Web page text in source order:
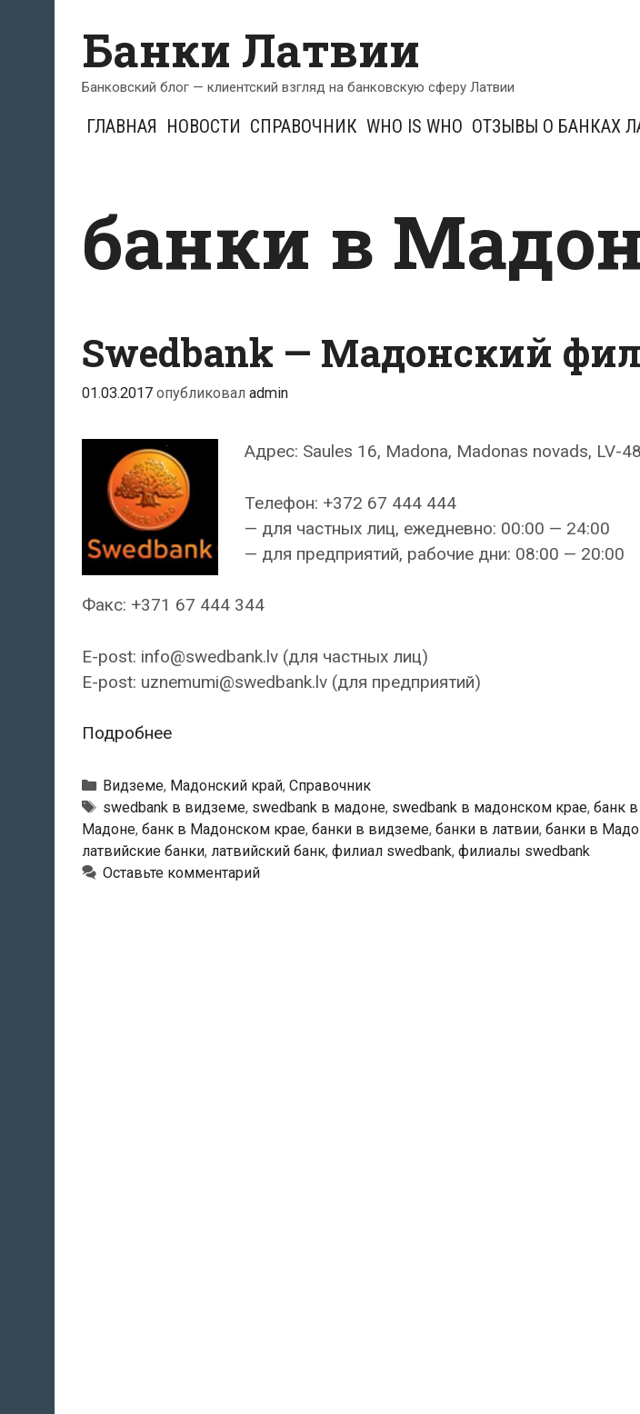
содержимому
Банки Латвии
Банковский блог — клиентский взгляд на банковскую сферу Латвии
ГЛАВНАЯ НОВОСТИ СПРАВОЧНИК WHO IS WHO ОТЗЫВЫ О БАНКАХ
банки в
Swedbank — Мадонский
01.03.2017 опубликовал admin
Адрес: Saules 16, Madona, Madonas novads, LV-
Телефон: +372 67 444 444
— для частных лиц, ежедневно: 00:00 — 24:00
— для предприятий, рабочие дни: 08:00 — 20:00
Факс: +371 67 444 344
E-post: info@swedbank.lv (для частных лиц)
E-post: uznemumi@swedbank.lv (для предприятий)
ПодробнееSwedbank
Мадонский
филиал
Рубрики
Видземе, Мадонский край, Справочник
Тэги
swedbank в видземе, swedbank в мадоне, swedbank в мадонском крае, банк
Мадоне, банк в Мадонском крае, банки в видземе, банки в латвии, банки в
латвийские банки, латвийский банк, филиал swedbank, филиалы swedbank
Оставьте комментарий